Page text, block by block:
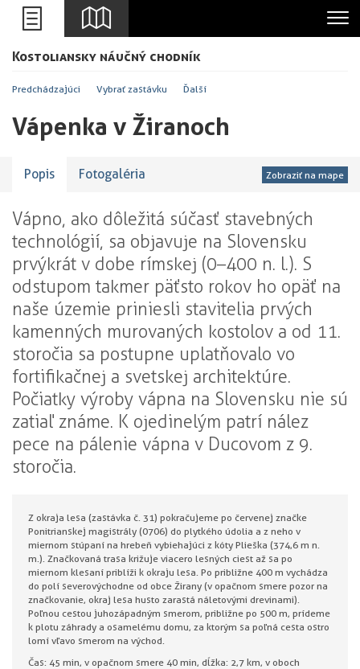
+
-
Kostoliansky náučný chodník
Predchádzajúci Vybrať zastávku Ďalší
Vápenka v Žiranoch
Popis Fotogaléria Zobraziť na mape
Vápno, ako dôležitá súčasť stavebných
technológií, sa objavuje na Slovensku
prvýkrát v dobe rímskej (0–400 n. l.). S
odstupom takmer päťsto rokov ho opäť na
naše územie priniesli stavitelia prvých
kamenných murovaných kostolov a od 11.
storočia sa postupne uplatňovalo vo
fortifikačnej a svetskej architektúre.
Počiatky výroby vápna na Slovensku nie sú
zatiaľ známe. K ojedinelým patrí nález
pece na pálenie vápna v Ducovom z 9.
storočia.
Z okraja lesa (zastávka č. 31) pokračujeme po červenej značke
Ponitrianskej magistrály (0706) do plytkého údolia a z neho v
miernom stúpaní na hrebeň vybiehajúci z kóty Plieška (374,6 m n.
m.). Značkovaná trasa križuje viacero lesných ciest až sa po
miernom klesaní priblíži k okraju lesa. Po približne 400 m vychádza
do polí severovýchodne od obce Žirany (v opačnom smere pozor na
značkovanie, okraj lesa husto zarastá náletovými drevinami).
Poľnou cestou juhozápadným smerom, približne po 500 m, prídeme
k plotu záhrady a osamelému domu, za ktorým sa poľná cesta ostro
lomí vľavo smerom na východ.
Čas: 45 min, v opačnom smere 40 min, dĺžka: 2,7 km, v oboch